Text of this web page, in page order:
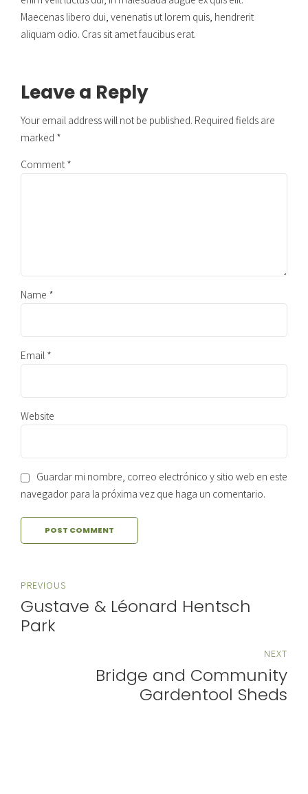
Maecenas libero dui, venenatis ut lorem quis, hendrerit
aliquam odio. Cras sit amet faucibus erat.
Leave a Reply
Your email address will not be published. Required fields are
marked *
Comment *
Name *
Email *
Website
Guardar mi nombre, correo electrónico y sitio web en este
navegador para la próxima vez que haga un comentario.
POST COMMENT
PREVIOUS
Gustave & Léonard Hentsch
Park
NEXT
Bridge and Community
Gardentool Sheds